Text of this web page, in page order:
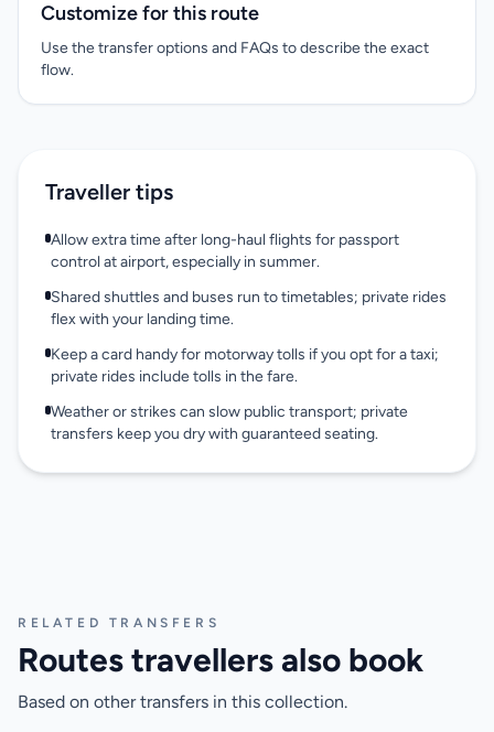
Customize for this route
Use the transfer options and FAQs to describe the exact
flow.
Traveller tips
Allow extra time after long-haul flights for passport
control at airport, especially in summer.
Shared shuttles and buses run to timetables; private rides
flex with your landing time.
Keep a card handy for motorway tolls if you opt for a taxi;
private rides include tolls in the fare.
Weather or strikes can slow public transport; private
transfers keep you dry with guaranteed seating.
RELATED TRANSFERS
Routes travellers also book
Based on other transfers in this collection.